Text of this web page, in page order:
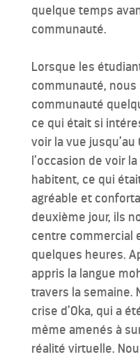
quelque temps
communauté.
Lorsque les
communauté,
communauté
ce qui était si
voir la vue
l’occasion de voir
habitent, ce qui
agréable et
deuxième jour, ils
centre commercial
quelques heures.
appris la langue
travers la semaine.
crise d’Oka, qui a
même amenés à
réalité virtuelle.